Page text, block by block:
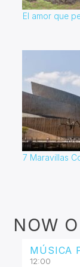
El amor que
7 Maravillas
NOW
MÚSICA
12:00